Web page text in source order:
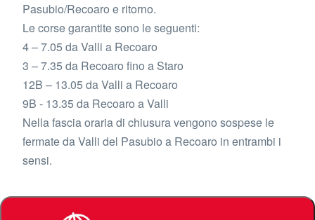
Pasubio/Recoaro e ritorno.
Le corse garantite sono le seguenti:
4 – 7.05 da Valli a Recoaro
3 – 7.35 da Recoaro fino a Staro
12B – 13.05 da Valli a Recoaro
9B - 13.35 da Recoaro a Valli
Nella fascia oraria di chiusura vengono sospese le
fermate da Valli del Pasubio a Recoaro in entrambi i
sensi.